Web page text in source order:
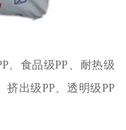
、食品级PP 、耐热级
、挤出级PP 、透明级PP